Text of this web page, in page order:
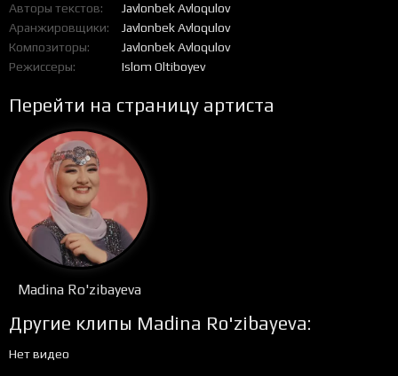
Авторы текстов
Javlonbek Avloqulov
Аранжировщики
Javlonbek Avloqulov
Композиторы
Javlonbek Avloqulov
Режиссеры
Islom Oltiboyev
Перейти на страницу артиста
Madina Ro'zibayeva
Другие клипы Madina Ro'zibayeva:
Нет видео